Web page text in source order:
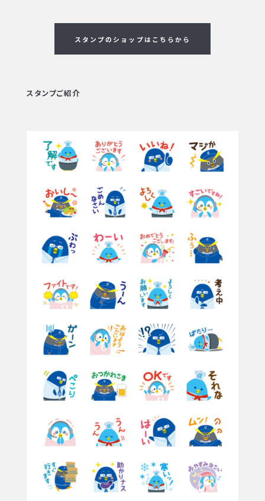
スタンプのショップはこちらから
スタンプご紹介